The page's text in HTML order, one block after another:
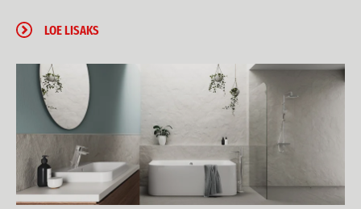
LOE LISAKS